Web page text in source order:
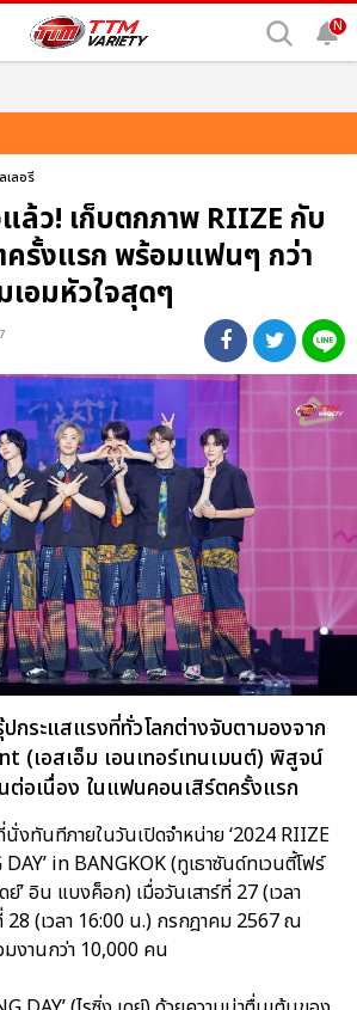
N
เลอรี
ล้ว! เก็บตกภาพ RIIZE กับ
รั้งแรก พร้อมแฟนๆ กว่า
อมหัวใจสุดๆ
กระแสแรงที่ทั่วโลกต่างจับตามองจาก
(เอสเอ็ม เอนเทอร์เทนเมนต์) พิสูจน์
ต่อเนื่อง ในแฟนคอนเสิร์ตครั้งแรก
งทันทีภายในวันเปิดจำหน่าย ‘2024 RIIZE
in BANGKOK (ทูเธาซันด์ทเวนตี้โฟร์
ย์’ อิน แบงค็อก) เมื่อวันเสาร์ที่ 27 (เวลา
28 (เวลา 16:00 น.) กรกฎาคม 2567 ณ
งานกว่า 10,000 คน